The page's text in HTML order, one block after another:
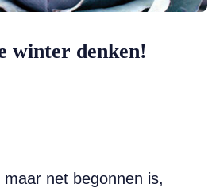
winter denken!
net begonnen is,